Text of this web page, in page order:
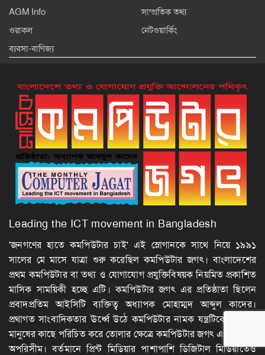
AGM Info
সাম্প্রতিক তথ্য
ওরাকল
নেটওয়ার্কিং
ব্যবসা-বাণিজ্য
Leading the ICT movement in Bangladesh
'জনগণের হাতে কমপিউটার চাই' এই স্লোগানকে সাথে নিয়ে ১৯৯১
সালের মে মাসে যাত্রা শুরু করেছিল কমপিউটার জগৎ। বাংলাদেশের
প্রথম কমপিউটার বা তথ্য ও যোগাযোগ প্রযুক্তিবিষয়ক নিয়মিত প্রকাশিত
মাসিক সাময়িকী হচ্ছে এটি। কমপিউটার জগৎ এর প্রতিষ্ঠাতা ছিলেন
প্রবাদপ্রতিম আইসিটি ব্যক্তিত্ব অধ্যাপক মোহাম্মদ আব্দুল কাদের।
প্রথাগত সাংবাদিকতার ঊর্ধ্বে উঠে কমপিউটার নামক যন্ত্রটিকে সাধারণ
মানুষের কাছে পরিচিত করে তোলার ক্ষেত্রে কমপিউটার জগৎ এর অবদান
অপরিসীম। বর্তমানে প্রিন্ট মিডিয়ার পাশাপাশি ডিজিটাল মিডিয়াতেও